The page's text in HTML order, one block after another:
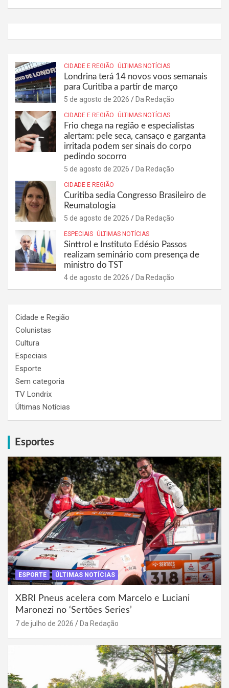
CIDADE E REGIÃO ÚLTIMAS NOTÍCIAS
Londrina terá 14 novos voos semanais
para Curitiba a partir de março
5 de agosto de 2026 Da Redação
CIDADE E REGIÃO ÚLTIMAS NOTÍCIAS
Frio chega na região e especialistas
alertam: pele seca, cansaço e garganta
irritada podem ser sinais do corpo
pedindo socorro
5 de agosto de 2026 Da Redação
CIDADE E REGIÃO
Curitiba sedia Congresso Brasileiro de
Reumatologia
5 de agosto de 2026 Da Redação
ESPECIAIS ÚLTIMAS NOTÍCIAS
Sinttrol e Instituto Edésio Passos
realizam seminário com presença de
ministro do TST
4 de agosto de 2026 Da Redação
Cidade e Região
Colunistas
Cultura
Especiais
Esporte
Sem categoria
TV Londrix
Últimas Notícias
Esportes
ESPORTE ÚLTIMAS NOTÍCIAS
XBRI Pneus acelera com Marcelo e Luciani
Maronezi no ‘Sertões Series’
7 de julho de 2026 Da Redação